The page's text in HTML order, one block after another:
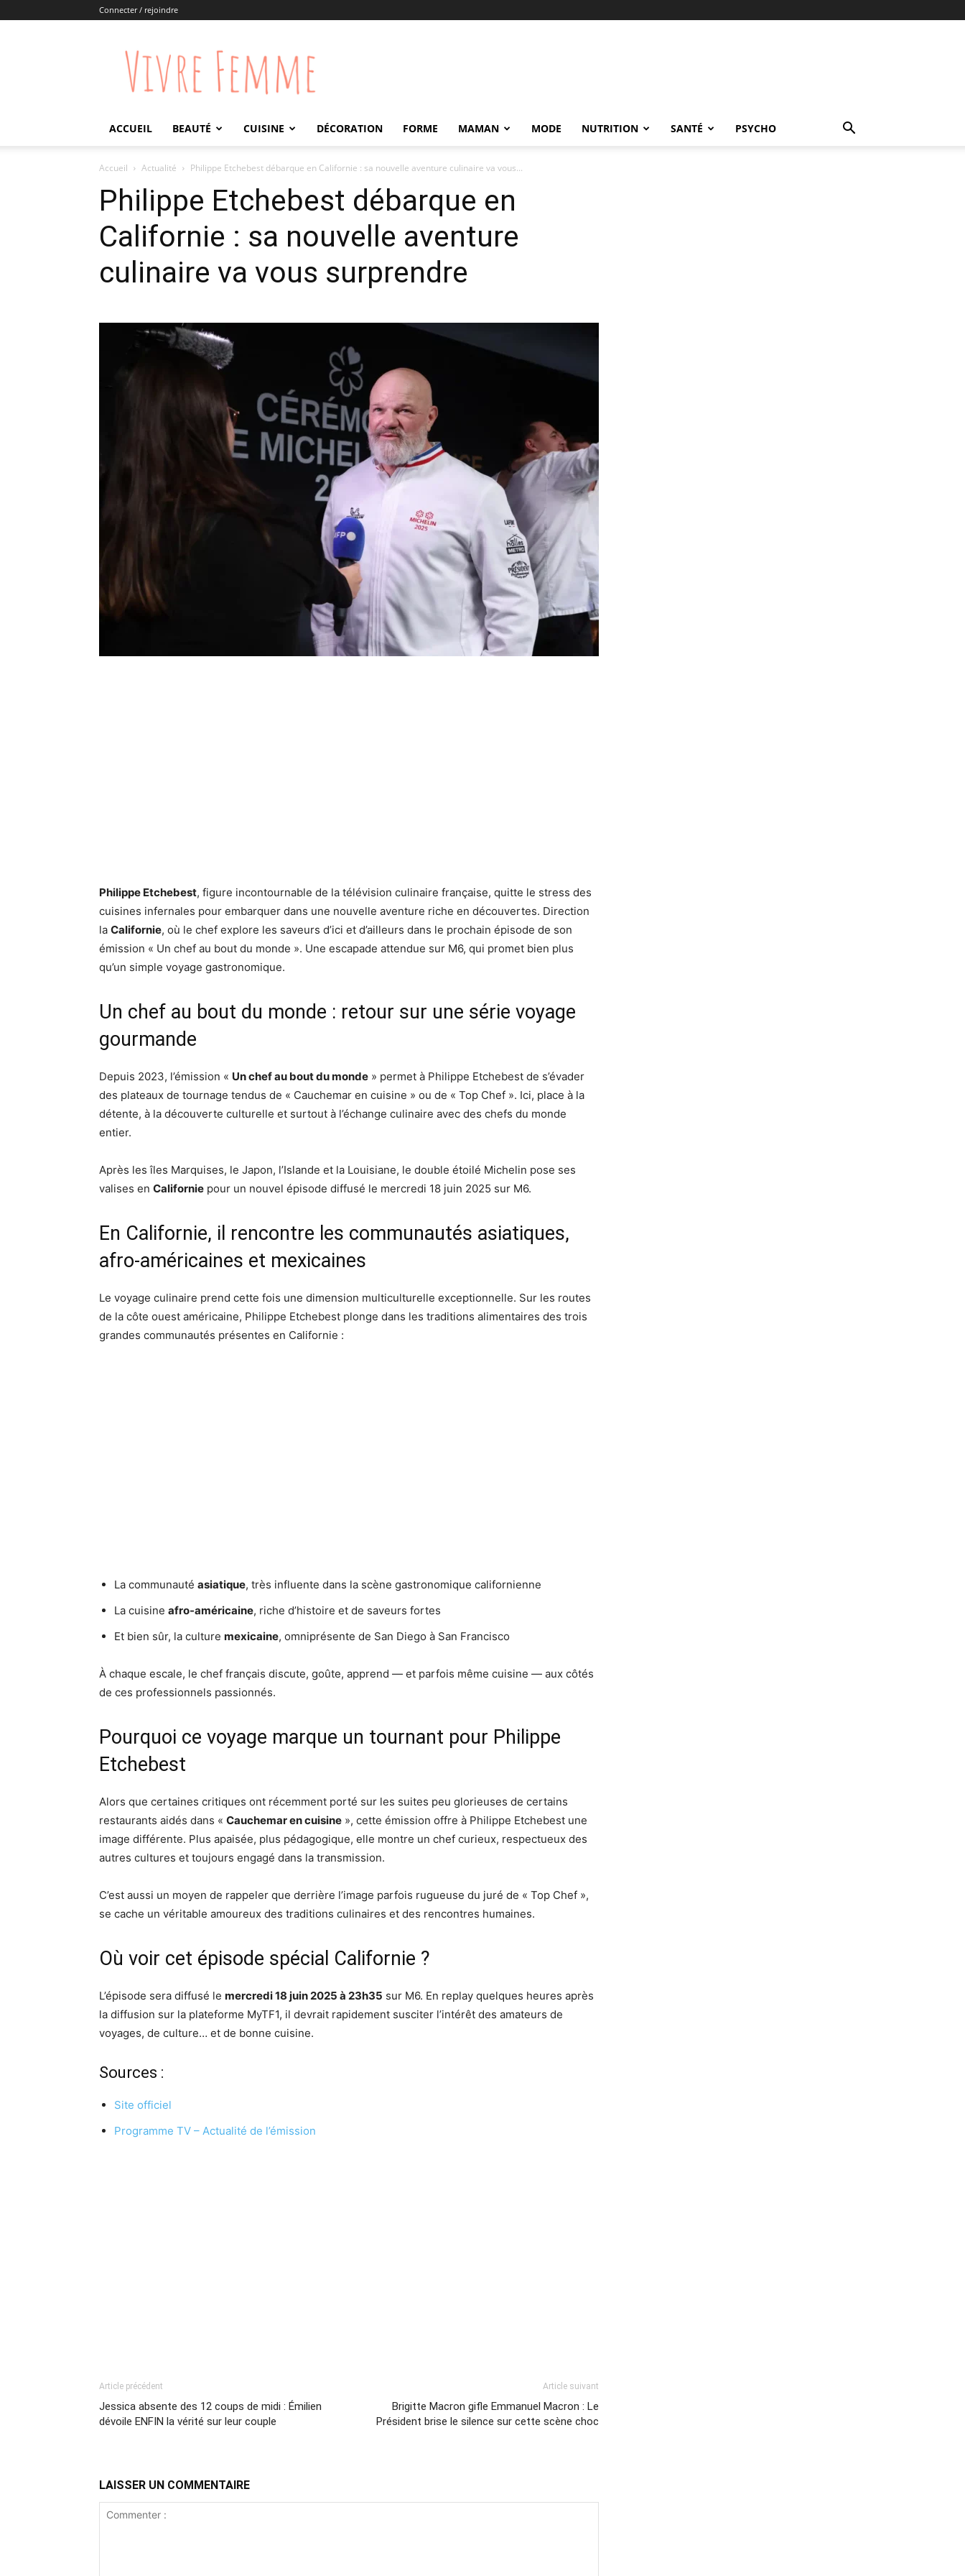
Connecter / rejoindre
Vivre
Femme
ACCUEIL BEAUTÉ CUISINE DÉCORATION FORME MAMAN MODE NUTRITION SANTÉ PSYCHO
Accueil Actualité Philippe Etchebest débarque en Californie : sa nouvelle aventure culinaire va vous...
Philippe Etchebest débarque en
Californie : sa nouvelle aventure
culinaire va vous surprendre
Philippe Etchebest, figure incontournable de la télévision culinaire française, quitte le stress des
cuisines infernales pour embarquer dans une nouvelle aventure riche en découvertes. Direction
la Californie, où le chef explore les saveurs d’ici et d’ailleurs dans le prochain épisode de son
émission « Un chef au bout du monde ». Une escapade attendue sur M6, qui promet bien plus
qu’un simple voyage gastronomique.
Un chef au bout du monde : retour sur une série voyage
gourmande
Depuis 2023, l’émission « Un chef au bout du monde » permet à Philippe Etchebest de s’évader
des plateaux de tournage tendus de « Cauchemar en cuisine » ou de « Top Chef ». Ici, place à la
détente, à la découverte culturelle et surtout à l’échange culinaire avec des chefs du monde
entier.
Après les îles Marquises, le Japon, l’Islande et la Louisiane, le double étoilé Michelin pose ses
valises en Californie pour un nouvel épisode diffusé le mercredi 18 juin 2025 sur M6.
En Californie, il rencontre les communautés asiatiques,
afro-américaines et mexicaines
Le voyage culinaire prend cette fois une dimension multiculturelle exceptionnelle. Sur les routes
de la côte ouest américaine, Philippe Etchebest plonge dans les traditions alimentaires des trois
grandes communautés présentes en Californie :
La communauté asiatique, très influente dans la scène gastronomique californienne
La cuisine afro-américaine, riche d’histoire et de saveurs fortes
Et bien sûr, la culture mexicaine, omniprésente de San Diego à San Francisco
À chaque escale, le chef français discute, goûte, apprend — et parfois même cuisine — aux côtés
de ces professionnels passionnés.
Pourquoi ce voyage marque un tournant pour Philippe
Etchebest
Alors que certaines critiques ont récemment porté sur les suites peu glorieuses de certains
restaurants aidés dans « Cauchemar en cuisine », cette émission offre à Philippe Etchebest une
image différente. Plus apaisée, plus pédagogique, elle montre un chef curieux, respectueux des
autres cultures et toujours engagé dans la transmission.
C’est aussi un moyen de rappeler que derrière l’image parfois rugueuse du juré de « Top Chef »,
se cache un véritable amoureux des traditions culinaires et des rencontres humaines.
Où voir cet épisode spécial Californie ?
L’épisode sera diffusé le mercredi 18 juin 2025 à 23h35 sur M6. En replay quelques heures après
la diffusion sur la plateforme MyTF1, il devrait rapidement susciter l’intérêt des amateurs de
voyages, de culture… et de bonne cuisine.
Sources :
Site officiel
Programme TV – Actualité de l’émission
Article précédent
Jessica absente des 12 coups de midi : Émilien
dévoile ENFIN la vérité sur leur couple
Article suivant
Brigitte Macron gifle Emmanuel Macron : Le
Président brise le silence sur cette scène choc
LAISSER UN COMMENTAIRE